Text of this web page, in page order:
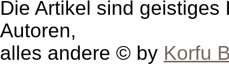
Die Artikel sind
Autoren,
alles andere © by Korfu